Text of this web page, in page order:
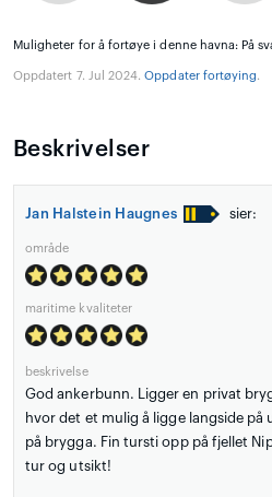
Muligheter for å fortøye i denne havna: På
Oppdatert 7. Jul 2024.Oppdater fortøying.
Beskrivelser
Jan Halstein Haugnes sier:
område
maritime kvaliteter
beskrivelse
God ankerbunn. Ligger en privat
hvor det et mulig å ligge langside
på brygga. Fin tursti opp på fjellet
tur og utsikt!